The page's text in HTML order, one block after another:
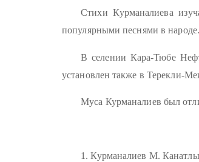
Стихи Курманалиева
популярными песнями в народе.
В селении Кара-Тюбе
установлен также в Терекли-
Муса Курманалиев был
1. Курманалиев М.